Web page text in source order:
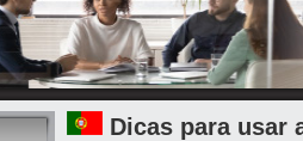
Dicas para usar